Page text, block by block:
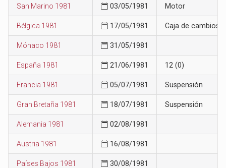
San Marino 1981 03/05/1981 Motor
Bélgica 1981 17/05/1981 Caja de cambios
Mónaco 1981 31/05/1981
España 1981 21/06/1981 12 (0)
Francia 1981 05/07/1981 Suspensión
Gran Bretaña 1981 18/07/1981 Suspensión
Alemania 1981 02/08/1981
Austria 1981 16/08/1981
Países Bajos 1981 30/08/1981